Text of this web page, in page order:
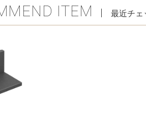
ITEM 最近チェ